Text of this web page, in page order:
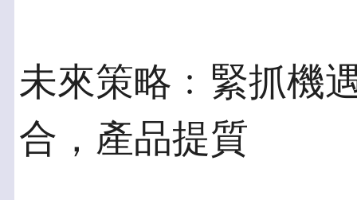
未來策略﹕緊抓機
合，產品提質